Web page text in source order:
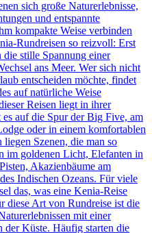
sich große Naturerlebnisse,
und entspannte
kompakte Weise verbinden
Rundreisen so reizvoll: Erst
die stille Spannung einer
ans Meer. Wer sich nicht
entscheiden möchte, findet
auf natürliche Weise
Reisen liegt in ihrer
auf die Spur der Big Five, am
oder in einem komfortablen
Szenen, die man so
im goldenen Licht, Elefanten in
Akazienbäume am
Indischen Ozeans. Für viele
das, was eine Kenia-Reise
diese Art von Rundreise ist die
mit einer
der Küste. Häufig starten die